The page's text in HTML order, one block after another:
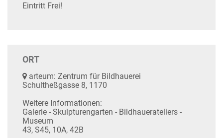
Eintritt Frei!
ORT
arteum: Zentrum für Bildhauerei
Schultheßgasse 8, 1170
Weitere Informationen:
Galerie - Skulpturengarten - Bildhauerateliers -
Museum
43, S45, 10A, 42B